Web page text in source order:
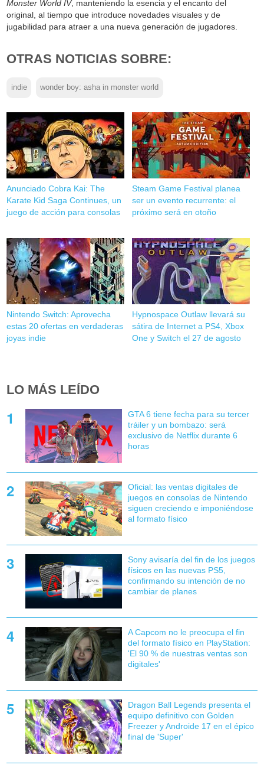
Monster World IV, manteniendo la esencia y el encanto del
original, al tiempo que introduce novedades visuales y de
jugabilidad para atraer a una nueva generación de jugadores.
OTRAS NOTICIAS SOBRE:
indie wonder boy: asha in monster world
Anunciado Cobra Kai: The
Karate Kid Saga Continues, un
juego de acción para consolas
Steam Game Festival planea
ser un evento recurrente: el
próximo será en otoño
Nintendo Switch: Aprovecha
estas 20 ofertas en verdaderas
joyas indie
Hypnospace Outlaw llevará su
sátira de Internet a PS4, Xbox
One y Switch el 27 de agosto
LO MÁS LEÍDO
GTA 6 tiene fecha para su tercer
tráiler y un bombazo: será
exclusivo de Netflix durante 6
horas
Oficial: las ventas digitales de
juegos en consolas de Nintendo
siguen creciendo e imponiéndose
al formato físico
Sony avisaría del fin de los juegos
físicos en las nuevas PS5,
confirmando su intención de no
cambiar de planes
A Capcom no le preocupa el fin
del formato físico en PlayStation:
'El 90 % de nuestras ventas son
digitales'
Dragon Ball Legends presenta el
equipo definitivo con Golden
Freezer y Androide 17 en el épico
final de 'Super'